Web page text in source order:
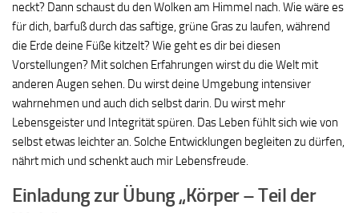
neckt? Dann schaust du den Wolken am Himmel nach. Wie wäre es
für dich, barfuß durch das saftige, grüne Gras zu laufen, während
die Erde deine Füße kitzelt? Wie geht es dir bei diesen
Vorstellungen? Mit solchen Erfahrungen wirst du die Welt mit
anderen Augen sehen. Du wirst deine Umgebung intensiver
wahrnehmen und auch dich selbst darin. Du wirst mehr
Lebensgeister und Integrität spüren. Das Leben fühlt sich wie von
selbst etwas leichter an. Solche Entwicklungen begleiten zu dürfen,
nährt mich und schenkt auch mir Lebensfreude.
Einladung zur Übung „Körper – Teil der